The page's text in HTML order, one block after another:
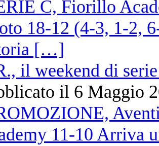
il weekend di
il 6 Maggio